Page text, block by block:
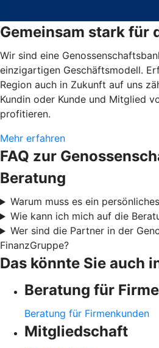
Gemeinsam stark für
Wir sind eine
einzigartigen Geschäftsmodell.
Region auch in Zukunft auf uns
Kundin oder Kunde und Mitglied
profitieren.
Mehr erfahren
FAQ zur
Beratung
Warum muss es ein
Wie kann ich mich auf die
Wer sind die Partner in der
FinanzGruppe?
Das könnte Sie auch
Beratung für
Beratung für Firmenkunden
Mitgliedschaft